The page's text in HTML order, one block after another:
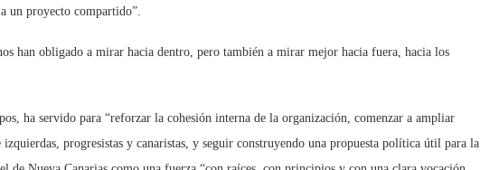
un proyecto compartido”.
han obligado a mirar hacia dentro, pero también a mirar mejor hacia fuera, hacia los
ha servido para “reforzar la cohesión interna de la organización, comenzar a ampliar
progresistas y canaristas, y seguir construyendo una propuesta política útil para la